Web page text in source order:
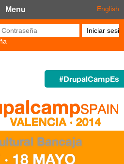
Menu English
Contraseña*
#DrupalCampEs
Bancaja
· 18 MAYO